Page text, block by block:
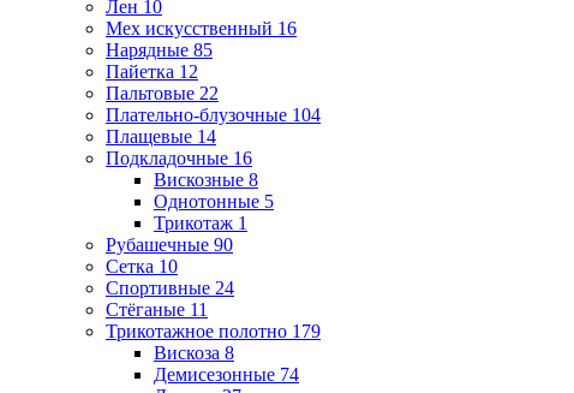
Лен 10
Мех искусственный 16
Нарядные 85
Пайетка 12
Пальтовые 22
Плательно-блузочные 104
Плащевые 14
Подкладочные 16
Вискозные 8
Однотонные 5
Трикотаж 1
Рубашечные 90
Сетка 10
Спортивные 24
Стёганые 11
Трикотажное полотно 179
Вискоза 8
Демисезонные 74